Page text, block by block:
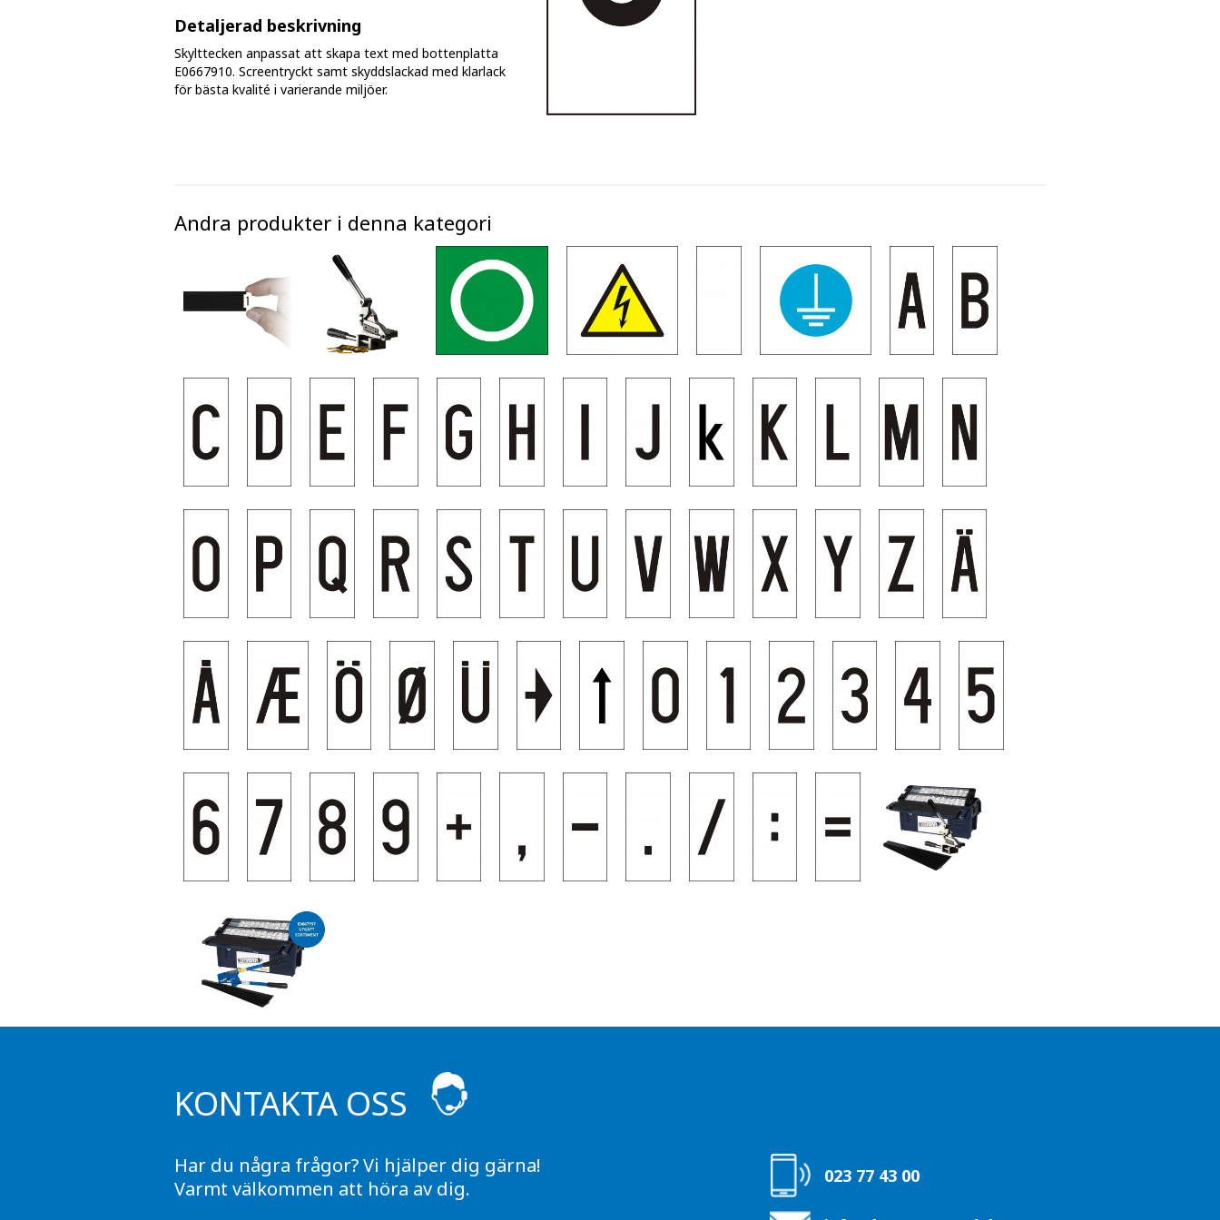
Fasmärkningstejp
Golv - markeringar och tejp
Avspärrningsband och plastkätting
Detaljerad beskrivning
Skylttecken anpassat att skapa text med bottenplatta
E0667910. Screentryckt samt skyddslackad med klarlack
för bästa kvalité i varierande miljöer.
Andra produkter i denna kategori
KONTAKTA OSS
Har du några frågor? Vi hjälper dig gärna!
Varmt välkommen att höra av dig.
023 77 43 00